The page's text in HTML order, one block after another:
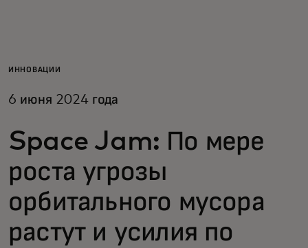
Для бизнеса
Для новаторов
Новости и тренды
ИННОВАЦИИ
6 июня 2024 года
Space Jam: По мере
роста угрозы
орбитального мусора
растут и усилия по